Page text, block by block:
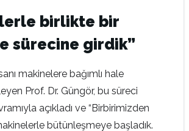
birlikte bir
sürecine girdik”
makinelere bağımlı hale
Prof. Dr. Güngör, bu süreci
açıkladı ve “Birbirimizden
bütünleşmeye başladık.